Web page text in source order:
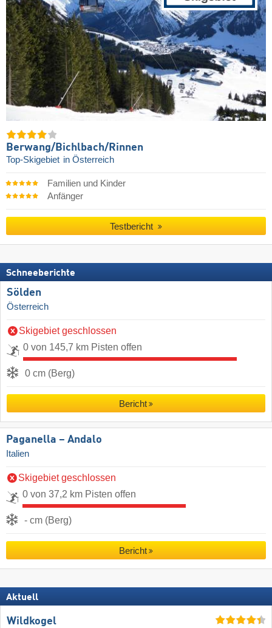
Berwang/​Bichlbach/​Rinnen
Top-Skigebiet in Österreich
Familien und Kinder
Anfänger
Testbericht
Schneeberichte
Sölden
Österreich
Skigebiet geschlossen
0 von 145,7 km Pisten offen
0 cm (Berg)
Bericht
Paganella – Andalo
Italien
Skigebiet geschlossen
0 von 37,2 km Pisten offen
- cm (Berg)
Bericht
Aktuell
Wildkogel